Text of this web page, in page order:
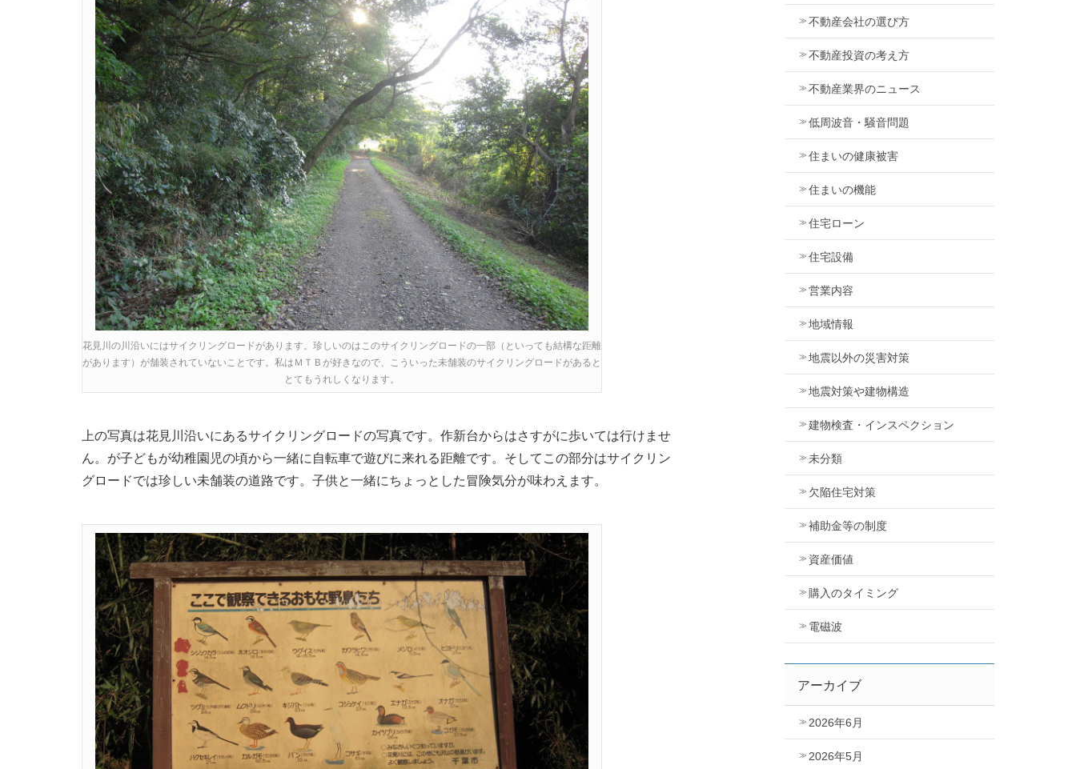
花見川の川沿いにはサイクリングロードがあります。珍しいのはこのサイクリングロードの一部（といっても結構な距離
があります）が舗装されていないことです。私はＭＴＢが好きなので、こういった未舗装のサイクリングロードがあると
とてもうれしくなります。
上の写真は花見川沿いにあるサイクリングロードの写真です。作新台からはさすがに歩いては行けませ
ん。が子どもが幼稚園児の頃から一緒に自転車で遊びに来れる距離です。そしてこの部分はサイクリン
グロードでは珍しい未舗装の道路です。子供と一緒にちょっとした冒険気分が味わえます。
不動産会社の選び方
不動産投資の考え方
不動産業界のニュース
低周波音・騒音問題
住まいの健康被害
住まいの機能
住宅ローン
住宅設備
営業内容
地域情報
地震以外の災害対策
地震対策や建物構造
建物検査・インスペクション
未分類
欠陥住宅対策
補助金等の制度
資産価値
購入のタイミング
電磁波
アーカイブ
2026年6月
2026年5月